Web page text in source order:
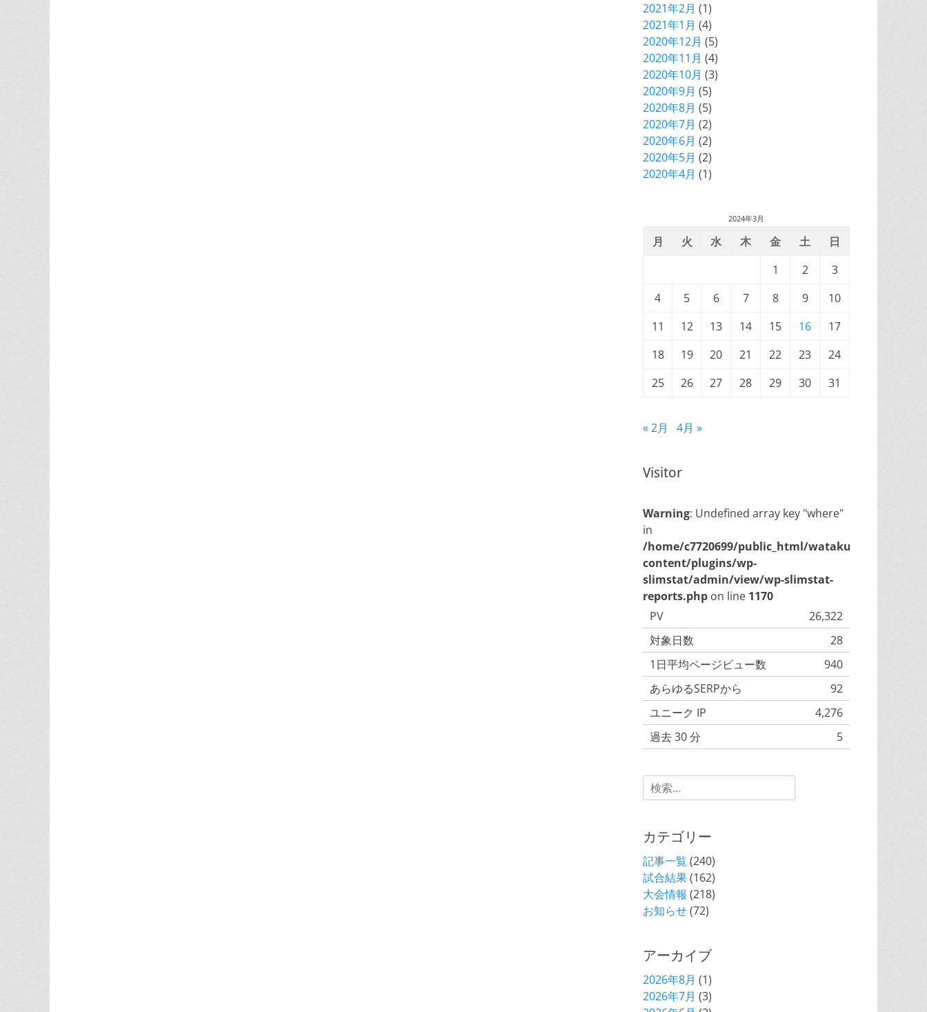
2021年2月 (1)
2021年1月 (4)
2020年12月 (5)
2020年11月 (4)
2020年10月 (3)
2020年9月 (5)
2020年8月 (5)
2020年7月 (2)
2020年6月 (2)
2020年5月 (2)
2020年4月 (1)
2024年3月
月 火 水 木 金 土
日
1
2
3
4
5 6 7 8 9
10
11
12 13 14 15 16
17
18
19 20 21 22 23
24
25
26 27 28 29 30 31
« 2月 4月 »
Visitor
Warning: Undefined array key "where"
in
/home/c7720699/public_html/watakukyo.com/wp-
content/plugins/wp-
slimstat/admin/view/wp-slimstat-
reports.php on line 1170
PV
26,322
対象日数
28
1日平均ページビュー数
940
あらゆるSERPから
92
ユニーク IP
4,276
過去 30 分
5
昨日
Search
for:
カテゴリー
記事一覧 (240)
試合結果(162)
大会情報 (218)
お知らせ(72)
アーカイブ
2026年8月 (1)
2026年7月 (3)